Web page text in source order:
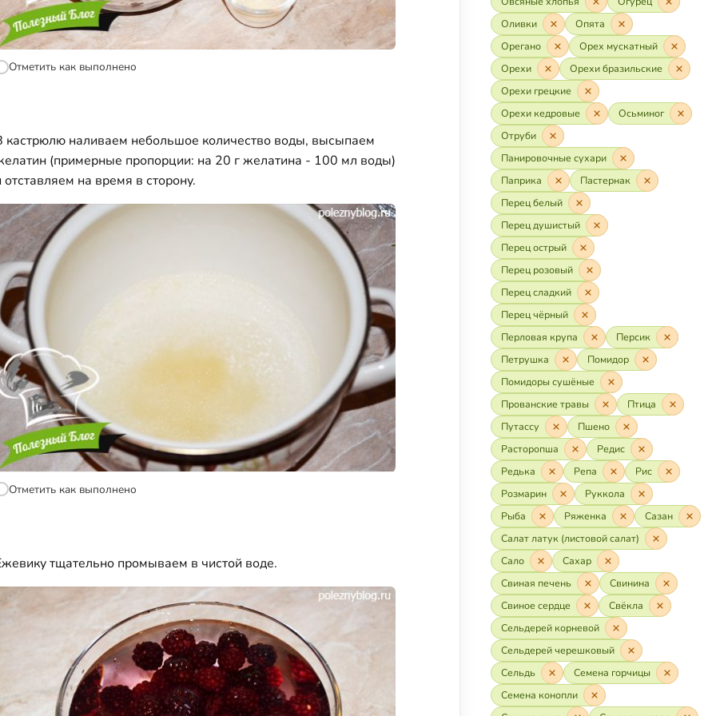
Отметить как выполнено
кастрюлю наливаем небольшое количество воды, высыпаем
(примерные пропорции: на 20 г желатина - 100 мл воды)
отставляем на время в сторону.
Отметить как выполнено
тщательно промываем в чистой воде.
Оливки
Опята
Орегано
Орех мускатный
Орехи
Орехи бразильские
Орехи грецкие
Орехи кедровые
Осьминог
Отруби
Панировочные сухари
Паприка
Пастернак
Перец белый
Перец душистый
Перец острый
Перец розовый
Перец сладкий
Перец чёрный
Перловая крупа
Персик
Петрушка
Помидор
Помидоры сушёные
Прованские травы
Птица
Путассу
Пшено
Расторопша
Редис
Редька
Репа
Рис
Розмарин
Руккола
Рыба
Ряженка
Сазан
Салат латук (листовой салат)
Сало
Сахар
Свиная печень
Свинина
Свиное сердце
Свёкла
Сельдерей корневой
Сельдерей черешковый
Сельдь
Семена горчицы
Семена конопли